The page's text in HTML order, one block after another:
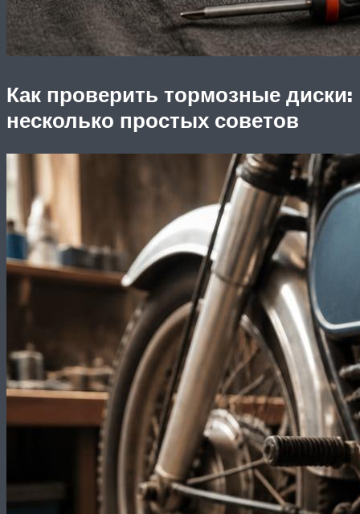
Как проверить тормозные диски:
несколько простых советов